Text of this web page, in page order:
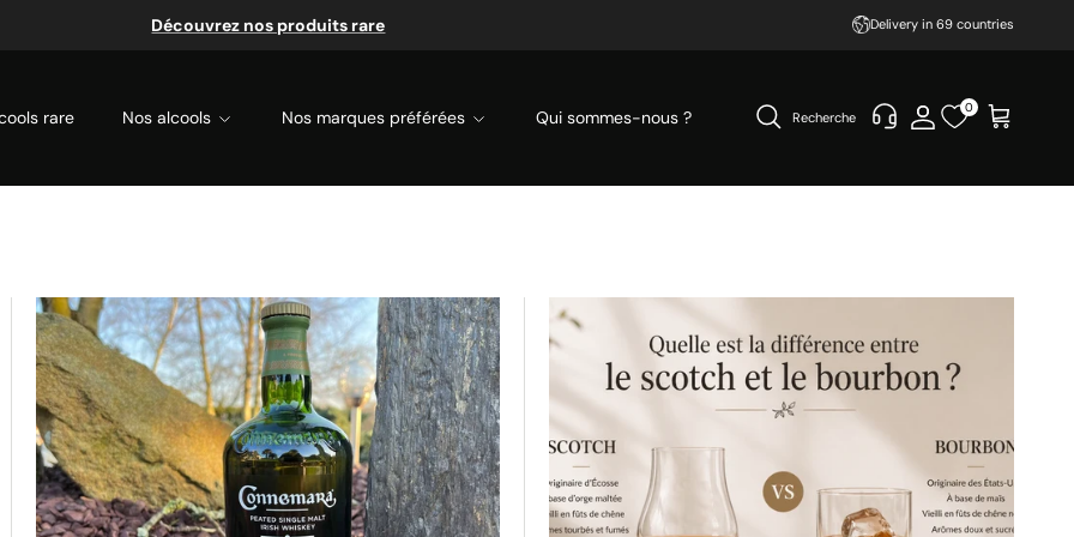
Découvrez nos produits rare Delivery in 69 countries
rare Nos alcools Nos marques préférées Qui sommes-nous ? Recherche
0